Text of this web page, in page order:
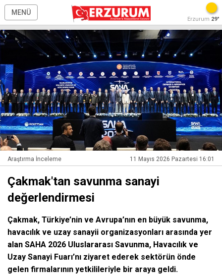
MENÜ
Erzurum 29°
Araştırma İnceleme 11 Mayıs 2026 Pazartesi 16:01
Çakmak'tan savunma sanayi
değerlendirmesi
Çakmak, Türkiye’nin ve Avrupa’nın en büyük savunma,
havacılık ve uzay sanayii organizasyonları arasında yer
alan SAHA 2026 Uluslararası Savunma, Havacılık ve
Uzay Sanayi Fuarı’nı ziyaret ederek sektörün önde
gelen firmalarının yetkilileriyle bir araya geldi.